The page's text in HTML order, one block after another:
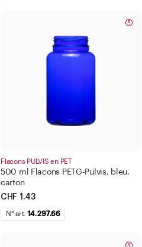
Flacons PULVIS en PET
500 ml Flacons PETG-Pulvis, bleu,
carton
CHF 1.43
N° art. 14.297.66